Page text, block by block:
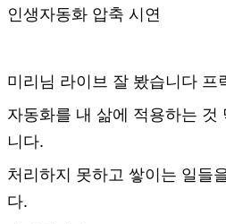
인생자동화 압축 시연
미리님 라이브 잘 봤습니다 프
자동화를 내 삶에 적용하는 것
니다.
처리하지 못하고 쌓이는 일들
다.